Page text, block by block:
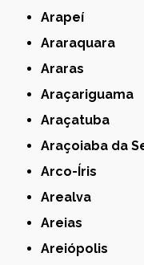
Arapeí
Araraquara
Araras
Araçariguama
Araçatuba
Araçoiaba da
Arco-Íris
Arealva
Areias
Areiópolis